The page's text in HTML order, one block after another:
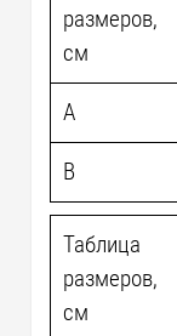
размеров,
см
A
B
Таблица
размеров,
см